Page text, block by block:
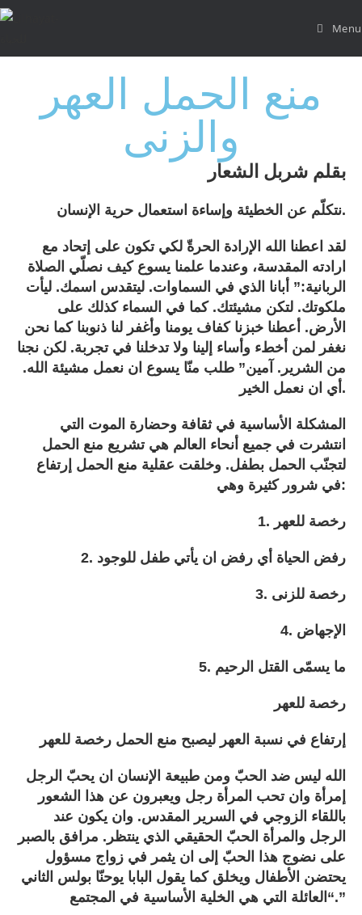
Menu
منع الحمل العهر
والزنى
بقلم شربل الشعار
نتكلّم عن الخطيئة وإساءة استعمال حرية الإنسان.
لقد اعطنا الله الإرادة الحرةّ لكي تكون على إتحاد مع
ارادته المقدسة، وعندما علمنا يسوع كيف نصلّي الصلاة
الربانية:” أبانا الذي في السماوات. ليتقدس اسمك. ليأت
ملكوتك. لتكن مشيئتك. كما في السماء كذلك على
الأرض. أعطنا خبزنا كفاف يومنا وأغفر لنا ذنوبنا كما نحن
نغفر لمن أخطء وأساء إلينا ولا تدخلنا في تجربة. لكن نجنا
من الشرير. آمين” طلب منّا يسوع ان نعمل مشيئة الله.
أي ان نعمل الخير.
المشكلة الأساسية في ثقافة وحضارة الموت التي
انتشرت في جميع أنحاء العالم هي تشريع منع الحمل
لتجنّب الحمل بطفل. وخلقت عقلية منع الحمل إرتفاع
في شرور كثيرة وهي:
1. رخصة للعهر
2. رفض الحياة أي رفض ان يأتي طفل للوجود
3. رخصة للزنى
4. الإجهاض
5. ما يسمّى القتل الرحيم
رخصة للعهر
إرتفاع في نسبة العهر ليصبح منع الحمل رخصة للعهر
الله ليس ضد الحبّ ومن طبيعة الإنسان ان يحبّ الرجل
إمرأة وان تحب المرأة رجل ويعبرون عن هذا الشعور
باللقاء الزوجي في السرير المقدس. وان يكون عند
الرجل والمرأة الحبّ الحقيقي الذي ينتظر. مرافق بالصبر
على نضوج هذا الحبّ إلى ان يثمر في زواج مسؤول
يحتضن الأطفال ويخلق كما يقول البابا يوحنّا بولس الثاني
“العائلة التي هي الخلية الأساسية في المجتمع.”